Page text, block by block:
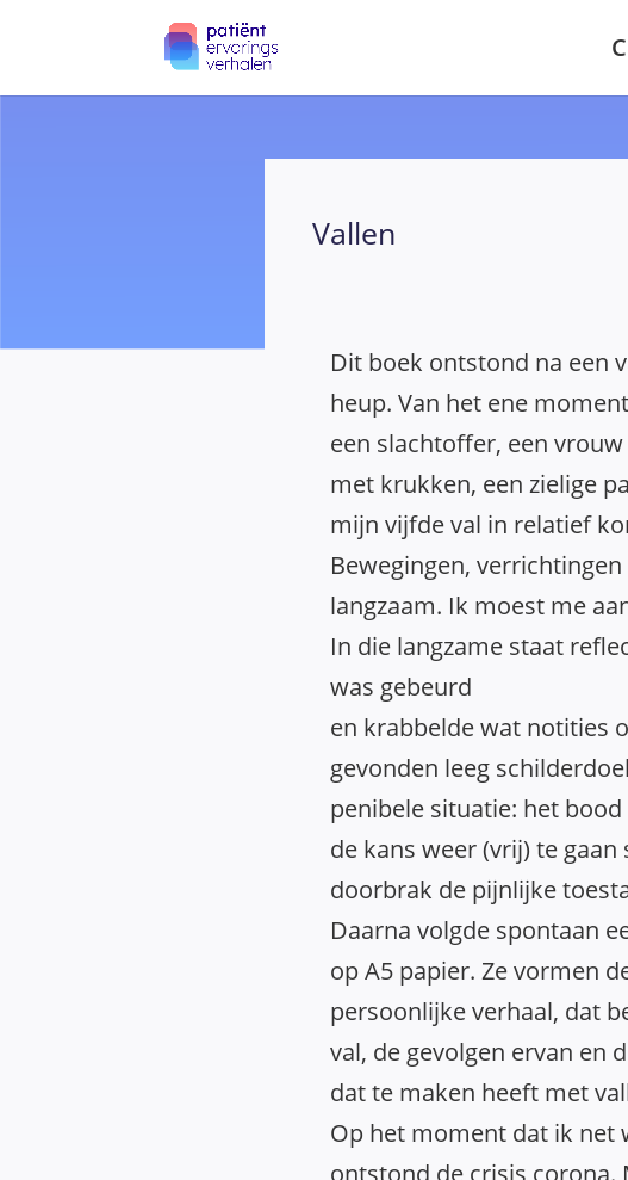
Vallen
Dit boek ontstond na een
heup. Van het ene
een slachtoffer, een
met krukken, een zielige
mijn vijfde val in relatief
Bewegingen,
langzaam. Ik moest me
In die langzame staat
was gebeurd
en krabbelde wat notities
gevonden leeg
penibele situatie: het bood
de kans weer (vrij) te
doorbrak de pijnlijke
Daarna volgde spontaan
op A5 papier. Ze vormen
persoonlijke verhaal, dat
val, de gevolgen ervan en
dat te maken heeft met
Op het moment dat ik net
ontstond de crisis corona.